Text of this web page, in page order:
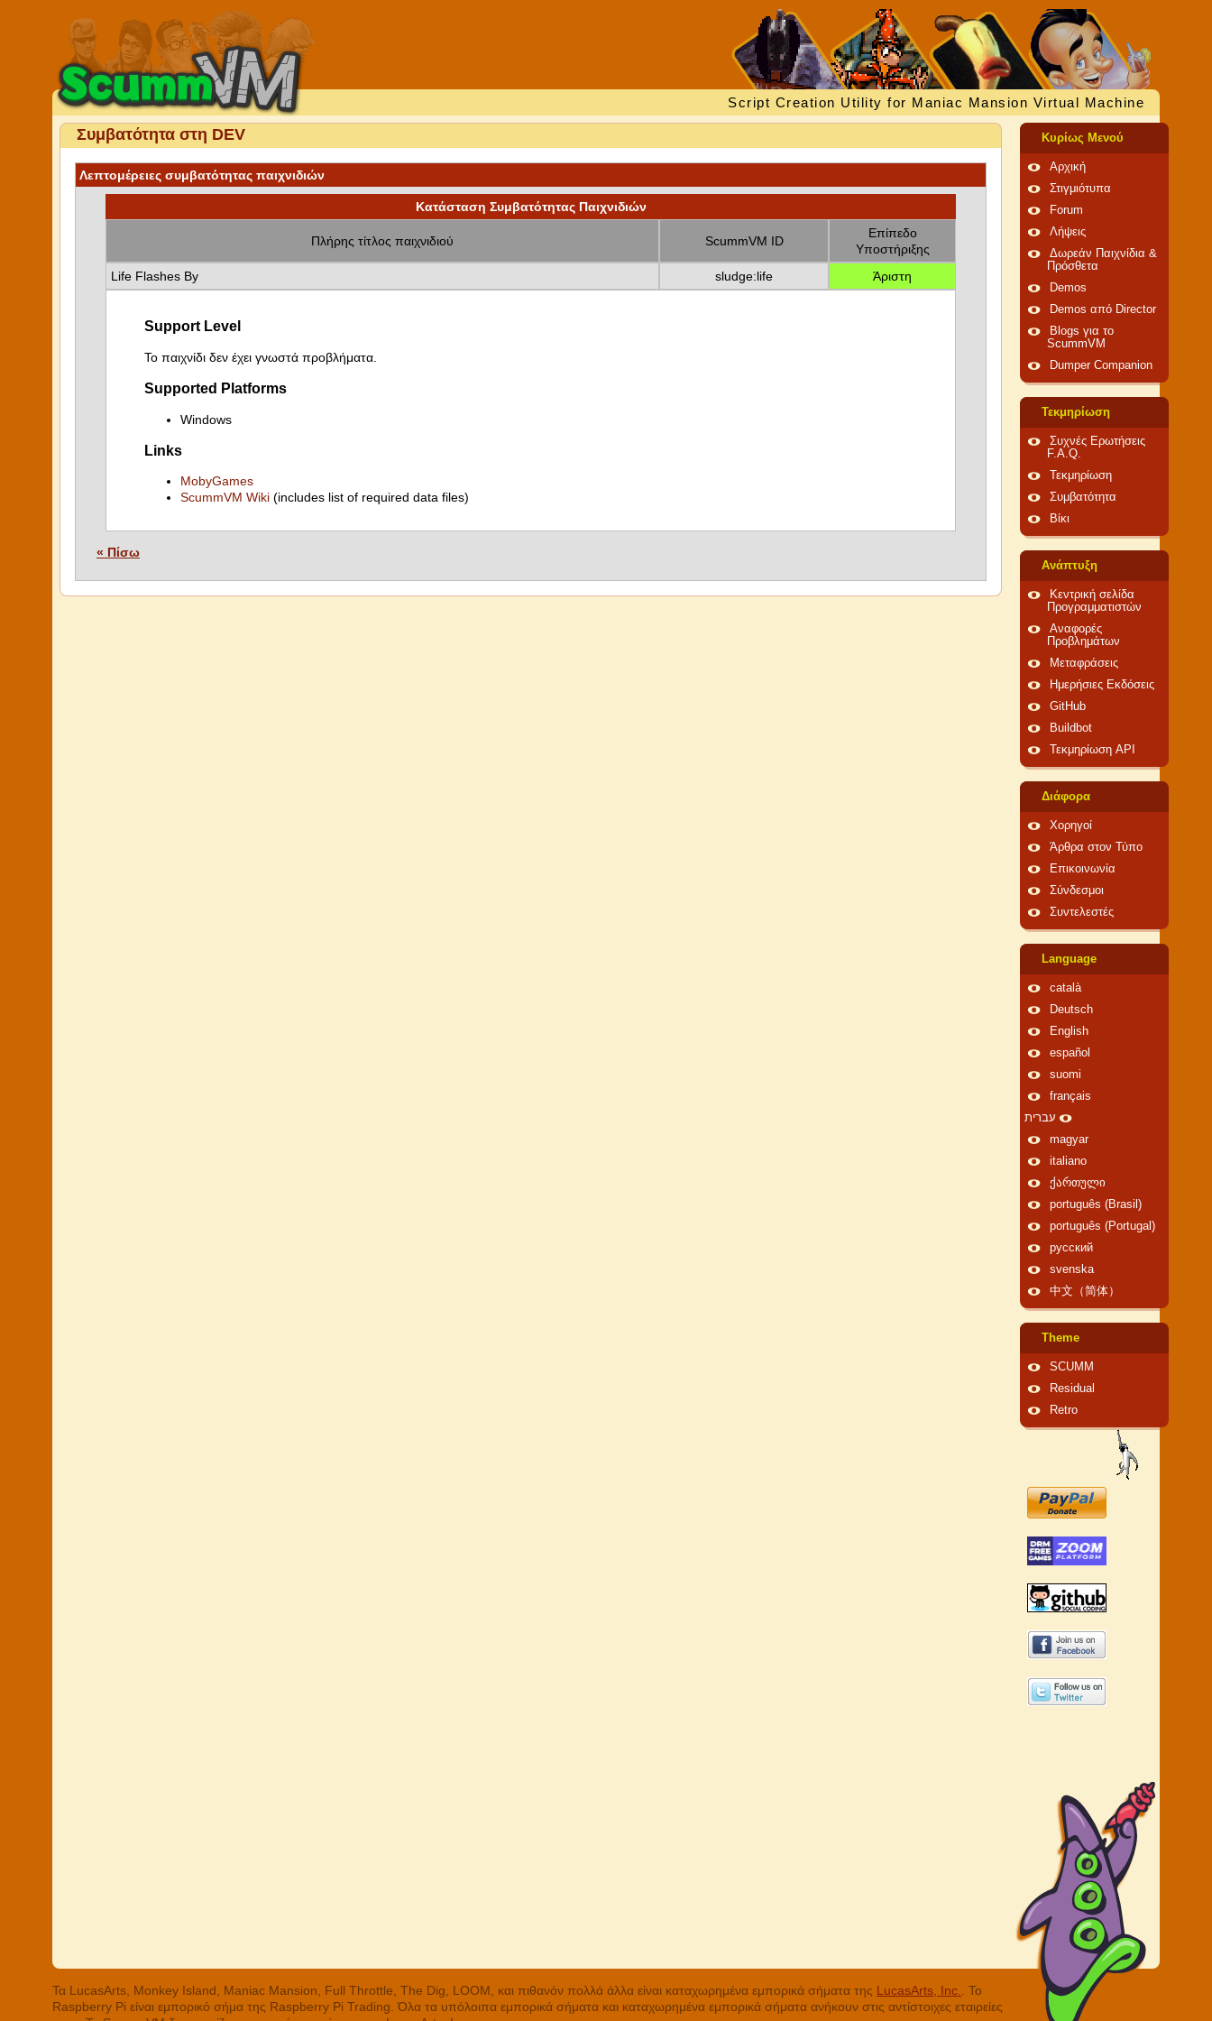
Script Creation Utility for Maniac Mansion Virtual Machine
Συμβατότητα στη DEV
Λεπτομέρειες συμβατότητας παιχνιδιών
Κατάσταση Συμβατότητας Παιχνιδιών
Πλήρης τίτλος παιχνιδιού ScummVM ID
Επίπεδο
Υποστήριξης
Life Flashes By
sludge:life Άριστη
Support Level
Το παιχνίδι δεν έχει γνωστά προβλήματα.
Supported Platforms
Windows
Links
MobyGames
ScummVM Wiki (includes list of required data files)
« Πίσω
Κυρίως Μενού
Αρχική
Στιγμιότυπα
Forum
Λήψεις
Δωρεάν Παιχνίδια &
Πρόσθετα
Demos
Demos από Director
Blogs για το
ScummVM
Dumper Companion
Τεκμηρίωση
Συχνές Ερωτήσεις
F.A.Q.
Τεκμηρίωση
Συμβατότητα
Βίκι
Ανάπτυξη
Κεντρική σελίδα
Προγραμματιστών
Αναφορές
Προβλημάτων
Μεταφράσεις
Ημερήσιες Εκδόσεις
GitHub
Buildbot
Τεκμηρίωση API
Διάφορα
Χορηγοί
Άρθρα στον Τύπο
Επικοινωνία
Σύνδεσμοι
Συντελεστές
Language
català
Deutsch
English
español
suomi
français
עברית
magyar
italiano
ქართული
português (Brasil)
português (Portugal)
русский
svenska
中文（简体）
Theme
SCUMM
Residual
Retro
Τα LucasArts, Monkey Island, Maniac Mansion, Full Throttle, The Dig, LOOM, και πιθανόν πολλά άλλα είναι καταχωρημένα εμπορικά σήματα της LucasArts, Inc.
. Το
Raspberry Pi είναι εμπορικό σήμα της Raspberry Pi Trading. Όλα τα υπόλοιπα εμπορικά σήματα και καταχωρημένα εμπορικά σήματα ανήκουν στις αντίστοιχες εταιρείες